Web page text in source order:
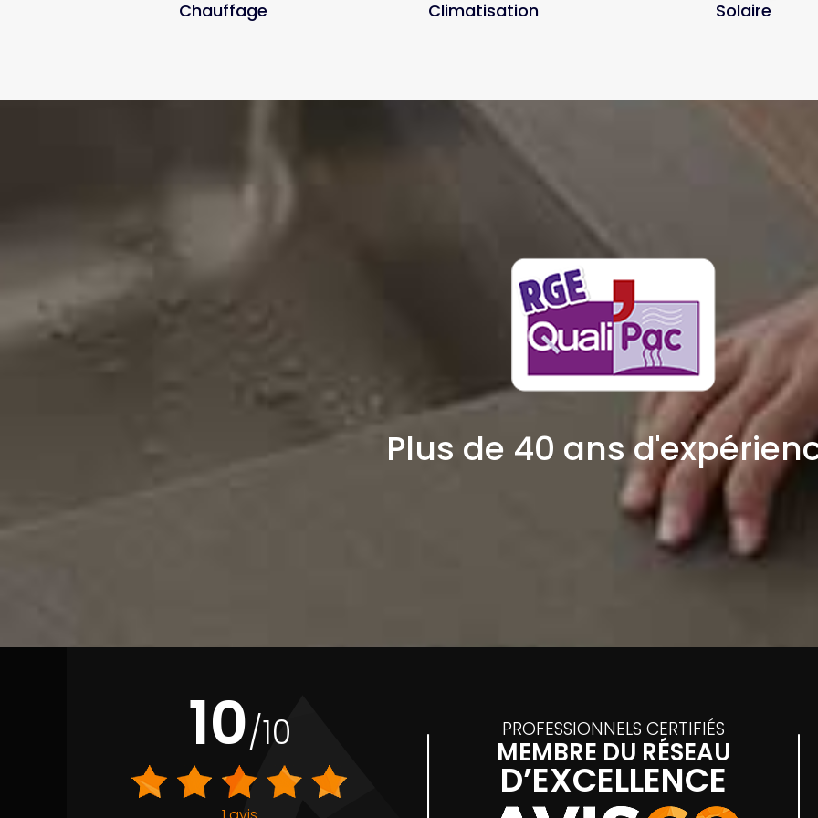
Chauffage Climatisation Solaire
Plus de 40 ans
10/10 PROFESSIONNELS CERTIFIÉS
MEMBRE DU RÉSEAU
D’EXCELLENCE